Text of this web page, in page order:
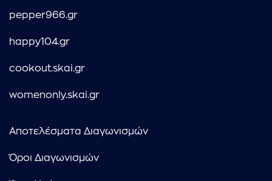
pepper966.gr
happy104.gr
cookout.skai.gr
womenonly.skai.gr
Αποτελέσματα Διαγωνισμών
Όροι Διαγωνισμών